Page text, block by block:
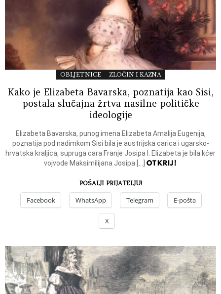
OBLJETNICE ZLOČIN I KAZNA
Kako je Elizabeta Bavarska, poznatija kao Sisi,
postala slučajna žrtva nasilne političke
ideologije
Elizabeta Bavarska, punog imena Elizabeta Amalija Eugenija,
poznatija pod nadimkom Sisi bila je austrijska carica i ugarsko-
hrvatska kraljica, supruga cara Franje Josipa I. Elizabeta je bila kćer
vojvode Maksimilijana Josipa […] OTKRIJ!
POŠALJI PRIJATELJU!
Facebook WhatsApp Telegram E-pošta
X